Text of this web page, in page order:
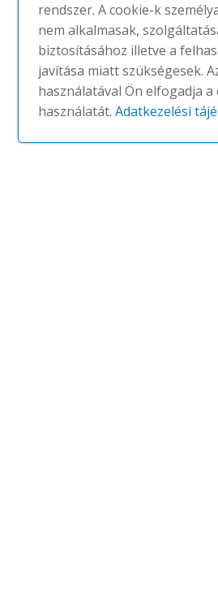
Volt 678RM stool
PEDRALI
rendszer. A cookie-k
nem alkalmasak,
biztosításához illetve a
javítása miatt szükségesek.
használatával Ön elfogadja
használatát.Adatkezelési